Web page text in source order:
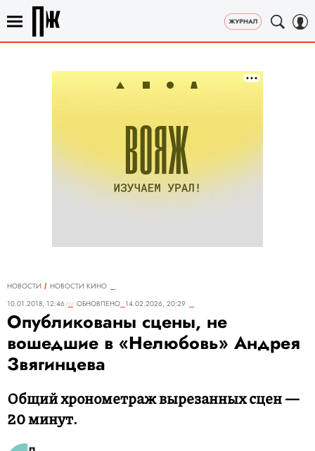
НОВОСТИ
НОВОСТИ КИНО
10.01.2018, 12:46
ОБНОВЛЕНО 14.02.2026, 20:29
Опубликованы сцены, не
вошедшие в «Нелюбовь» Андрея
Звягинцева
Общий хронометраж вырезанных сцен —
20 минут.